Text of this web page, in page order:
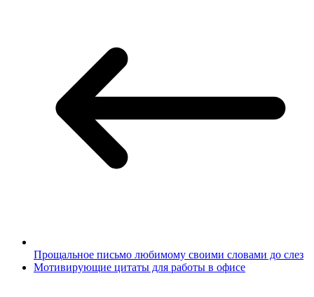
Прощальное письмо любимому своими словами до слез
Мотивирующие цитаты для работы в офисе